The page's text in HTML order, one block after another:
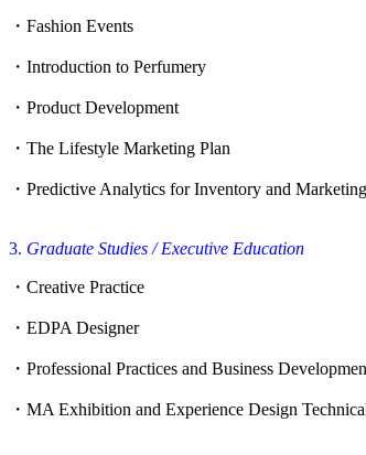
・Fashion Events
・Introduction to Perfumery
・Product Development
・The Lifestyle Marketing Plan
・Predictive Analytics for Inventory and
3. Graduate Studies / Executive Education
・Creative Practice
・EDPA Designer
・Professional Practices and Business
・MA Exhibition and Experience Design